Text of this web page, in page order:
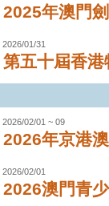
2025年澳門
2026/01/31
第五十屆香
2026/02/01 ~ 09
2026年京港
2026/02/01
2026澳門青